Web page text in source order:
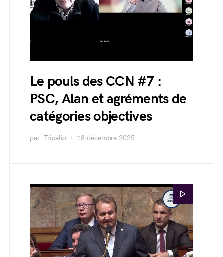
Le pouls des CCN #7 :
PSC, Alan et agréments de
catégories objectives
par Tripalio 18 décembre 2025